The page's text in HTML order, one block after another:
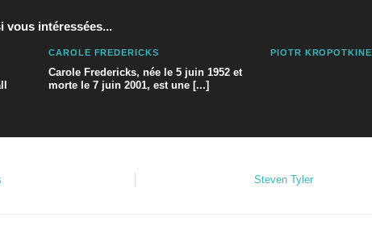
vous intéressées...
CAROLE FREDERICKS
Carole Fredericks, née le 5 juin 1952 et
morte le 7 juin 2001, est une [...]
PIOTR KROPOTKINE
Steven Tyler